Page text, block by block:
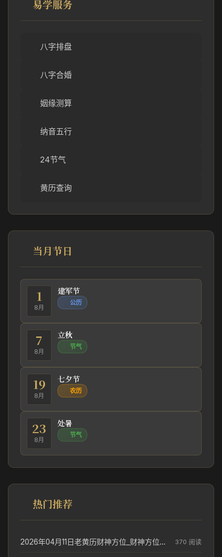
易学服务
八字排盘
八字合婚
姻缘测算
纳音五行
24节气
黄历查询
当月节日
1
8月
建军节
公历
7
8月
立秋
节气
19
8月
七夕节
农历
23
8月
处暑
节气
热门推荐
2026年04月11日老黄历财神方位_财神方位与供奉讲究 370 阅读